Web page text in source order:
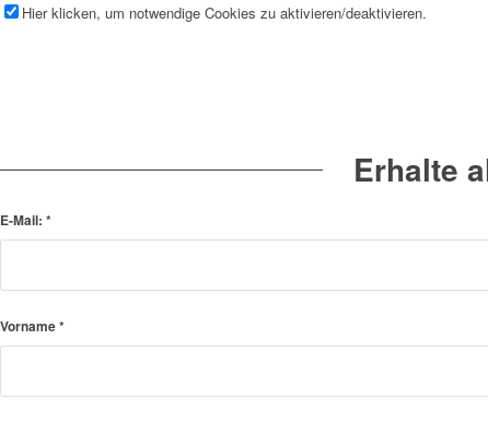
Hier klicken, um notwendige Cookies zu aktivieren/deaktivieren.
Erhalte
E-Mail: *
Vorname*